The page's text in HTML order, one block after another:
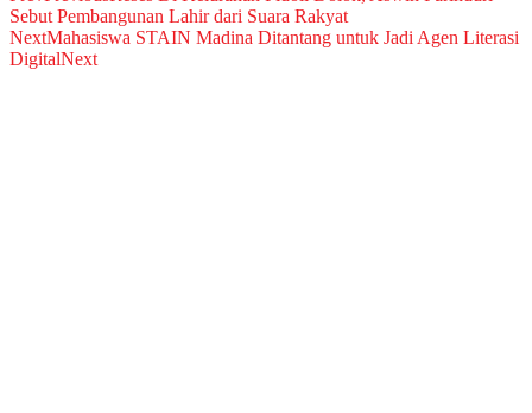
Sebut Pembangunan Lahir dari Suara Rakyat
NextMahasiswa STAIN Madina Ditantang untuk Jadi Agen Literasi
DigitalNext